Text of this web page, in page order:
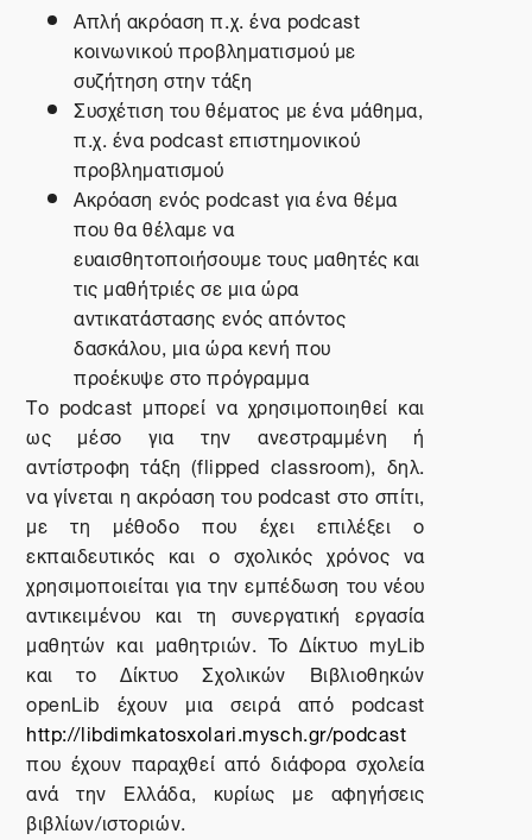
Απλή ακρόαση π.χ. ένα podcast
κοινωνικού προβληματισμού με
συζήτηση στην τάξη
Συσχέτιση του θέματος με ένα μάθημα,
π.χ. έναpodcastεπιστημονικού
προβληματισμού
Ακρόαση ενός podcastγια ένα θέμα
που θα θέλαμε να
ευαισθητοποιήσουμε τους μαθητές και
τις μαθήτριές σε μια ώρα
αντικατάστασης ενός απόντος
δασκάλου, μια ώρα κενή που
προέκυψε στο πρόγραμμα
Το podcast μπορεί να χρησιμοποιηθεί και
ως μέσο για την ανεστραμμένη ή
αντίστροφη τάξη (flipped classroom), δηλ.
να γίνεται η ακρόαση του podcast στο σπίτι,
με τη μέθοδο που έχει επιλέξει ο
εκπαιδευτικός και ο σχολικός χρόνος να
χρησιμοποιείται για την εμπέδωση του νέου
αντικειμένου και τη συνεργατική εργασία
μαθητών και μαθητριών. To Δίκτυο myLib
και το Δίκτυο Σχολικών Βιβλιοθηκών
openLib έχουν μια σειρά από podcast
http://libdimkatosxolari.mysch.gr/podcast
που έχουν παραχθεί από διάφορα σχολεία
ανά την Ελλάδα, κυρίως με αφηγήσεις
βιβλίων/ιστοριών.